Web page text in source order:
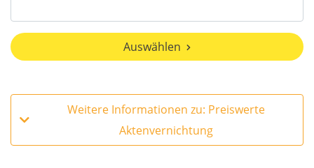
Auswählen
Weitere Informationen zu: Preiswerte
Aktenvernichtung